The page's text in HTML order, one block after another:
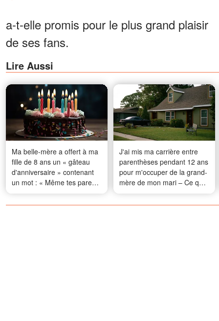
a-t-elle promis pour le plus grand plaisir
de ses fans.
Lire Aussi
Ma belle-mère a offert à ma
fille de 8 ans un « gâteau
d'anniversaire » contenant
un mot : « Même tes parents
biologiques ne voulaient pas
de toi » – Une minute plus
J'ai mis ma carrière entre
parenthèses pendant 12 ans
pour m'occuper de la grand-
mère de mon mari – Ce que
j'ai trouvé dans son placard
le jour de son décès m'a